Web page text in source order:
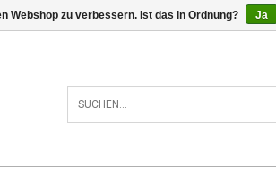
0 ARTIKEL €0,00
Webshop zu verbessern. Ist das in Ordnung? Ja